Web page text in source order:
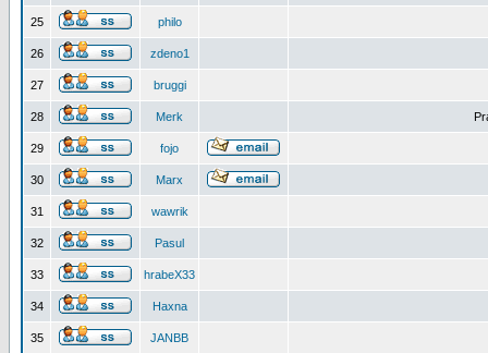
25 philo
26 zdeno1
27 bruggi
28 Merk
29 fojo
30 Marx
31 wawrik
32 Pasul
33 hrabeX33
34 Haxna
35 JANBB